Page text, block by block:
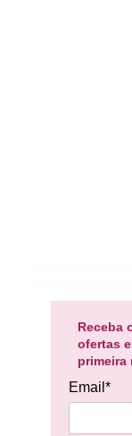
Receba
ofertas
primeira
Email*